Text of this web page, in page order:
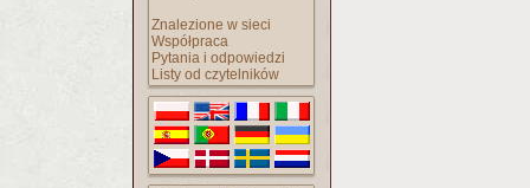
Znalezione w sieci
Współpraca
Pytania i odpowiedzi
Listy od czytelników